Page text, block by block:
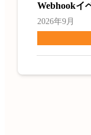
Webhookイ
2026年9月